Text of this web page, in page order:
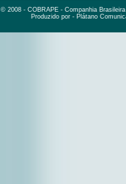
© 2008 - COBRAPE - Companhia
Produzido por - Plátano